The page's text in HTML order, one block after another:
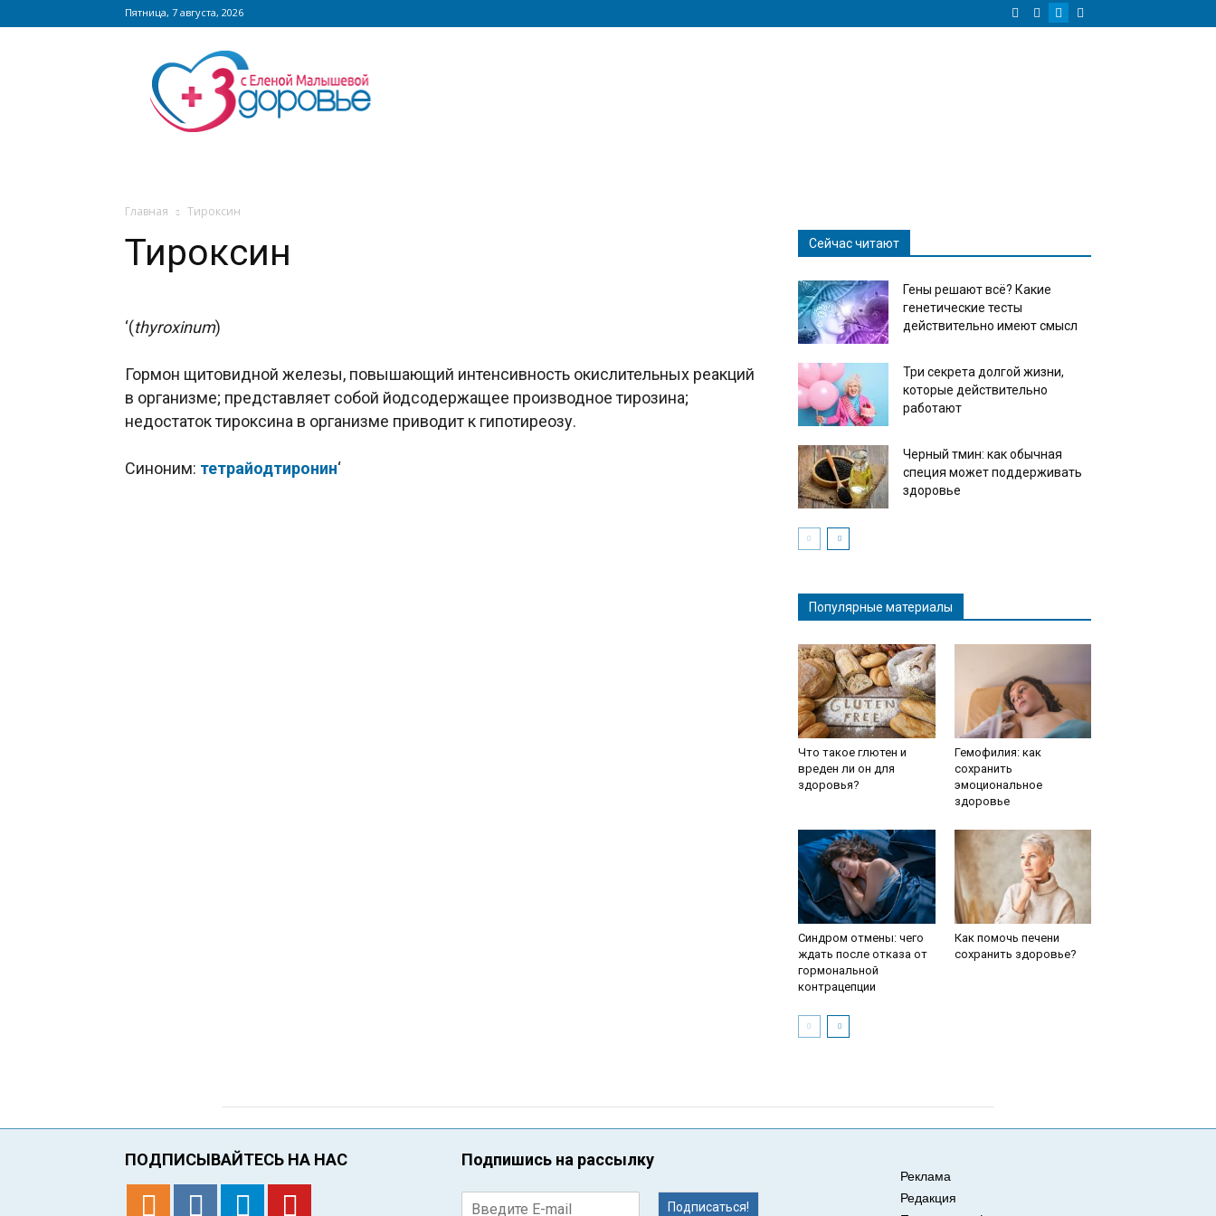
Пятница, 7 августа, 2026
Сайт
zdorovieinfo.ru
крупнейший
медицинский
Главная Тироксин
Тироксин
‘(thyroxinum)
Гормон щитовидной железы, повышающий интенсивность окислительных реакций
в организме; представляет собой йодсодержащее производное тирозина;
недостаток тироксина в организме приводит к гипотиреозу.
Синоним: тетрайодтиронин‘
Сейчас читают
Гены решают всё? Какие
генетические тесты
действительно имеют смысл
Три секрета долгой жизни,
которые действительно
работают
Черный тмин: как обычная
специя может поддерживать
здоровье
Популярные материалы
Что такое глютен и
вреден ли он для
здоровья?
Гемофилия: как
сохранить
эмоциональное
здоровье
Синдром отмены: чего
ждать после отказа от
гормональной
контрацепции
Как помочь печени
сохранить здоровье?
ПОДПИСЫВАЙТЕСЬ НА НАС Подпишись на рассылку
Подписаться!
Реклама
Редакция